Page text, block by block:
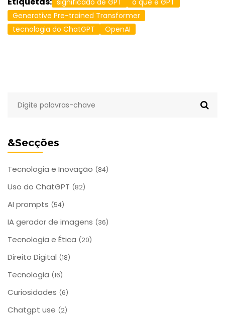
&Secções
Tecnologia e Inovação (84)
Uso do ChatGPT (82)
AI prompts (54)
IA gerador de imagens (36)
Tecnologia e Ética (20)
Direito Digital (18)
Tecnologia (16)
Curiosidades (6)
Chatgpt use (2)
significado de GPT
o que é GPT
Generative Pre-trained Transformer
tecnologia do ChatGPT
OpenAI